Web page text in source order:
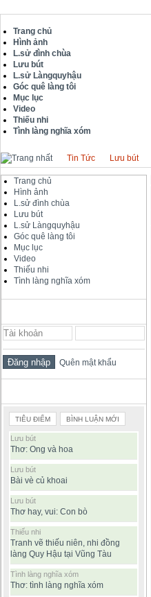
Trang chủ
Hình ảnh
L.sử đình chùa
Lưu bút
L.sử Làngquyhậu
Góc quê làng tôi
Mục lục
Video
Thiếu nhi
Tình làng nghĩa xóm
Tin Tức Lưu bút
Trang chủ
Hình ảnh
L.sử đình chùa
Lưu bút
L.sử Làngquyhậu
Góc quê làng tôi
Mục lục
Video
Thiếu nhi
Tình làng nghĩa xóm
Quên mật khẩu
TIÊU ĐIỂM BÌNH LUẬN MỚI
Lưu bút
Thơ: Ong và hoa
Lưu bút
Bài vè củ khoai
Lưu bút
Thơ hay, vui: Con bò
Thiếu nhi
Tranh vẽ thiếu niên, nhi đồng
làng Quy Hậu tại Vũng Tàu
Tình làng nghĩa xóm
Thơ: tình làng nghĩa xóm